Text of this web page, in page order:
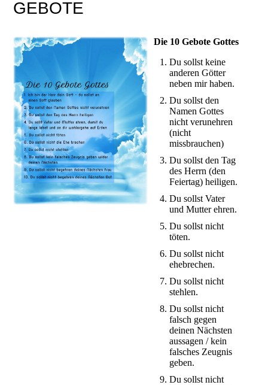
GEBOTE
Die 10 Gebote Gottes
Du sollst keine
anderen Götter
neben mir haben.
Du sollst den
Namen Gottes
nicht verunehren
(nicht
missbrauchen)
Du sollst den Tag
des Herrn (den
Feiertag) heiligen.
Du sollst Vater
und Mutter ehren.
Du sollst nicht
töten.
Du sollst nicht
ehebrechen.
Du sollst nicht
stehlen.
Du sollst nicht
falsch gegen
deinen Nächsten
aussagen / kein
falsches Zeugnis
geben.
Du sollst nicht